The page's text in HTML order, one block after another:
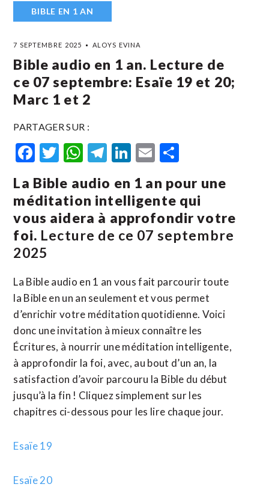
BIBLE EN 1 AN
7 SEPTEMBRE 2025 ALOYS EVINA
Bible audio en 1 an. Lecture de
ce 07 septembre: Esaïe 19 et 20;
Marc 1 et 2
PARTAGER SUR :
Facebook
Twitter
WhatsApp
Telegram
LinkedIn
Email
La Bible audio en 1 an pour une
méditation intelligente qui
vous aidera à approfondir votre
foi. Lecture de ce 07 septembre
2025
La Bible audio en 1 an vous fait parcourir toute
la Bible en un an seulement et vous permet
d’enrichir votre méditation quotidienne. Voici
donc une invitation à mieux connaître les
Écritures, à nourrir une méditation intelligente,
à approfondir la foi, avec, au bout d’un an, la
satisfaction d’avoir parcouru la Bible du début
jusqu’à la fin ! Cliquez simplement sur les
chapitres ci-dessous pour les lire chaque jour.
Esaïe 19
Esaïe 20